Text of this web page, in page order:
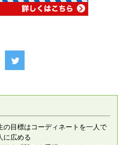
目標はコーディネートを一人で
に広める